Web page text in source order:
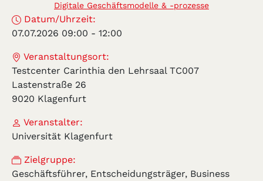
Digitale Geschäftsmodelle & -prozesse
Datum/Uhrzeit:
07.07.2026 09:00 - 12:00
Veranstaltungsort:
Testcenter Carinthia den Lehrsaal TC007
Lastenstraße 26
9020 Klagenfurt
Veranstalter:
Universität Klagenfurt
Zielgruppe:
Geschäftsführer, Entscheidungsträger, Business